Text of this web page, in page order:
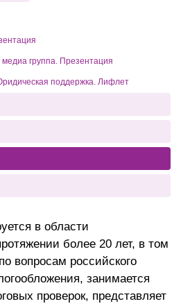
группа. Презентация
поддержка. Лифлет
в области
более 20 лет, в том
вопросам российского
занимается
проверок, представляет